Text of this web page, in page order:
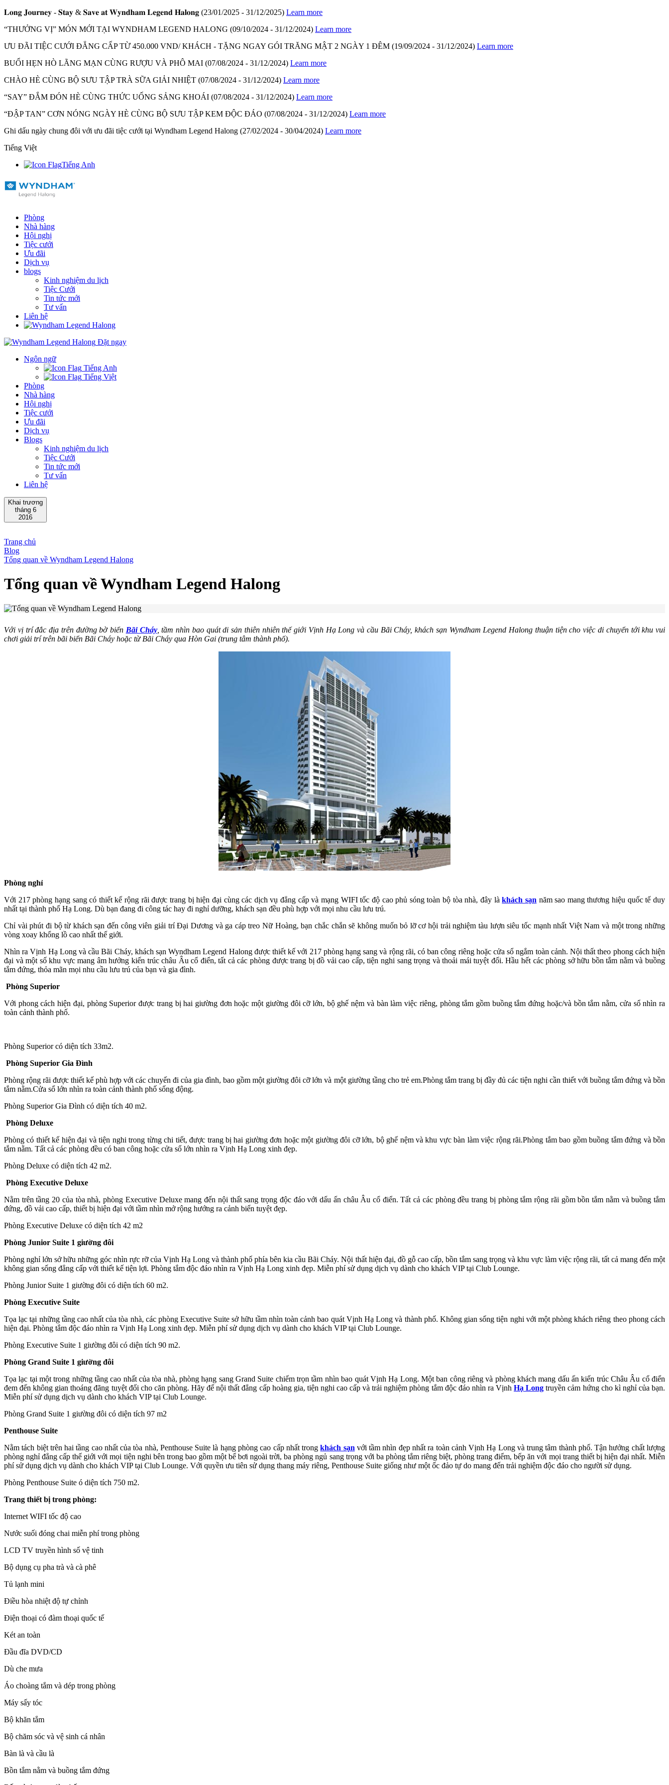
𝐋𝐨𝐧𝐠 𝐉𝐨𝐮𝐫𝐧𝐞𝐲 - 𝐒𝐭𝐚𝐲 & 𝐒𝐚𝐯𝐞 𝐚𝐭 𝐖𝐲𝐧𝐝𝐡𝐚𝐦 𝐋𝐞𝐠𝐞𝐧𝐝 𝐇𝐚𝐥𝐨𝐧𝐠 (23/01/2025 - 31/12/2025) Learn more
“THƯỞNG VỊ” MÓN MỚI TẠI WYNDHAM LEGEND HALONG (09/10/2024 - 31/12/2024) Learn more
ƯU ĐÃI TIỆC CƯỚI ĐẲNG CẤP TỪ 450.000 VND/ KHÁCH - TẶNG NGAY GÓI TRĂNG MẬT 2 NGÀY 1 ĐÊM (19/09/2024 - 31/12/2024) Learn more
BUỔI HẸN HÒ LÃNG MẠN CÙNG RƯỢU VÀ PHÔ MAI (07/08/2024 - 31/12/2024) Learn more
CHÀO HÈ CÙNG BỘ SƯU TẬP TRÀ SỮA GIẢI NHIỆT (07/08/2024 - 31/12/2024) Learn more
“SAY” ĐẮM ĐÓN HÈ CÙNG THỨC UỐNG SẢNG KHOÁI (07/08/2024 - 31/12/2024) Learn more
“ĐẬP TAN” CƠN NÓNG NGÀY HÈ CÙNG BỘ SƯU TẬP KEM ĐỘC ĐÁO (07/08/2024 - 31/12/2024) Learn more
Ghi dấu ngày chung đôi với ưu đãi tiệc cưới tại Wyndham Legend Halong (27/02/2024 - 30/04/2024) Learn more
Tiếng Việt
Tiếng Anh
Phòng
Nhà hàng
Hội nghị
Tiệc cưới
Ưu đãi
Dịch vụ
blogs
Kinh nghiệm du lịch
Tiệc Cưới
Tin tức mới
Tư vấn
Liên hệ
Đặt ngay
Ngôn ngữ
Tiếng Anh
Tiếng Việt
Phòng
Nhà hàng
Hội nghị
Tiệc cưới
Ưu đãi
Dịch vụ
Blogs
Kinh nghiệm du lịch
Tiệc Cưới
Tin tức mới
Tư vấn
Liên hệ
Khai trương
tháng 6
2016
Trang chủ
Blog
Tổng quan về Wyndham Legend Halong
Tổng quan về Wyndham Legend Halong
Với vị trí đắc địa trên đường bờ biển Bãi Cháy, tầm nhìn bao quát di sản thiên nhiên thế giới Vịnh Hạ Long và cầu Bãi Cháy, khách sạn Wyndham Legend Halong thuận tiện cho việc di chuyển tới khu vui
chơi giải trí trên bãi biển Bãi Cháy hoặc từ Bãi Cháy qua Hòn Gai (trung tâm thành phố).
Phòng nghỉ
Với 217 phòng hạng sang có thiết kế rộng rãi được trang bị hiện đại cùng các dịch vụ đẳng cấp và mạng WIFI tốc độ cao phủ sóng toàn bộ tòa nhà, đây làkhách sạn năm sao mang thương hiệu quốc tế duy
nhất tại thành phố Hạ Long. Dù bạn đang đi công tác hay đi nghỉ dưỡng, khách sạn đều phù hợp với mọi nhu cầu lưu trú.
Chỉ vài phút đi bộ từ khách sạn đến công viên giải trí Đại Dương và ga cáp treo Nữ Hoàng, bạn chắc chắn sẽ không muốn bỏ lỡ cơ hội trải nghiệm tàu lượn siêu tốc mạnh nhất Việt Nam và một trong những
vòng xoay khổng lồ cao nhất thế giới.
Nhìn ra Vịnh Hạ Long và cầu Bãi Cháy, khách sạn Wyndham Legend Halong được thiết kế với 217 phòng hạng sang và rộng rãi, có ban công riêng hoặc cửa sổ ngắm toàn cảnh. Nội thất theo phong cách hiện
đại và một số khu vực mang âm hưởng kiến trúc châu Âu cổ điển, tất cả các phòng được trang bị đồ vải cao cấp, tiện nghi sang trọng và thoải mái tuyệt đối. Hầu hết các phòng sở hữu bồn tắm nằm và buồng
tắm đứng, thỏa mãn mọi nhu cầu lưu trú của bạn và gia đình.
Phòng Superior
Với phong cách hiện đại, phòng Superior được trang bị hai giường đơn hoặc một giường đôi cỡ lớn, bộ ghế nệm và bàn làm việc riêng, phòng tắm gồm buồng tắm đứng hoặc/và bồn tắm nằm, cửa sổ nhìn ra
toàn cảnh thành phố.
Phòng Superior có diện tích 33m2.
Phòng Superior Gia Đình
Phòng rộng rãi được thiết kế phù hợp với các chuyến đi của gia đình, bao gồm một giường đôi cỡ lớn và một giường tầng cho trẻ em.Phòng tắm trang bị đầy đủ các tiện nghi cần thiết với buồng tắm đứng và bồn
tắm nằm.Cửa sổ lớn nhìn ra toàn cảnh thành phố sống động.
Phòng Superior Gia Đình có diện tích 40 m2.
Phòng Deluxe
Phòng có thiết kế hiện đại và tiện nghi trong từng chi tiết, được trang bị hai giường đơn hoặc một giường đôi cỡ lớn, bộ ghế nệm và khu vực bàn làm việc rộng rãi.Phòng tắm bao gồm buồng tắm đứng và bồn
tắm nằm. Tất cả các phòng đều có ban công hoặc cửa sổ lớn nhìn ra Vịnh Hạ Long xinh đẹp.
Phòng Deluxe có diện tích 42 m2.
Phòng Executive Deluxe
Nằm trên tầng 20 của tòa nhà, phòng Executive Deluxe mang đến nội thất sang trọng độc đáo với dấu ấn châu Âu cổ điển. Tất cả các phòng đều trang bị phòng tắm rộng rãi gồm bồn tắm nằm và buồng tắm
đứng, đồ vải cao cấp, thiết bị hiện đại với tầm nhìn mở rộng hướng ra cảnh biển tuyệt đẹp.
Phòng Executive Deluxe có diện tích 42 m2
Phòng Junior Suite 1 giường đôi
Phòng nghỉ lớn sở hữu những góc nhìn rực rỡ của Vịnh Hạ Long và thành phố phía bên kia cầu Bãi Cháy. Nội thất hiện đại, đồ gỗ cao cấp, bồn tắm sang trọng và khu vực làm việc rộng rãi, tất cả mang đến một
không gian sống đẳng cấp với thiết kế tiện lợi. Phòng tắm độc đáo nhìn ra Vịnh Hạ Long xinh đẹp. Miễn phí sử dụng dịch vụ dành cho khách VIP tại Club Lounge.
Phòng Junior Suite 1 giường đôi có diện tích 60 m2.
Phòng Executive Suite
Tọa lạc tại những tầng cao nhất của tòa nhà, các phòng Executive Suite sở hữu tầm nhìn toàn cảnh bao quát Vịnh Hạ Long và thành phố. Không gian sống tiện nghi với một phòng khách riêng theo phong cách
hiện đại. Phòng tắm độc đáo nhìn ra Vịnh Hạ Long xinh đẹp. Miễn phí sử dụng dịch vụ dành cho khách VIP tại Club Lounge.
Phòng Executive Suite 1 giường đôi có diện tích 90 m2.
Phòng Grand Suite 1 giường đôi
Tọa lạc tại một trong những tầng cao nhất của tòa nhà, phòng hạng sang Grand Suite chiếm trọn tầm nhìn bao quát Vịnh Hạ Long. Một ban công riêng và phòng khách mang dấu ấn kiến trúc Châu Âu cổ điển
đem đến không gian thoáng đãng tuyệt đối cho căn phòng. Hãy để nội thất đẳng cấp hoàng gia, tiện nghi cao cấp và trải nghiệm phòng tắm độc đáo nhìn ra VịnhHạ Long truyền cảm hứng cho kì nghỉ của bạn.
Miễn phí sử dụng dịch vụ dành cho khách VIP tại Club Lounge.
Phòng Grand Suite 1 giường đôi có diện tích 97 m2
Penthouse Suite
Nằm tách biệt trên hai tầng cao nhất của tòa nhà, Penthouse Suite là hạng phòng cao cấp nhất trongkhách sạn với tầm nhìn đẹp nhất ra toàn cảnh Vịnh Hạ Long và trung tâm thành phố. Tận hưởng chất lượng
phòng nghỉ đẳng cấp thế giới với mọi tiện nghi bên trong bao gồm một bể bơi ngoài trời, ba phòng ngủ sang trọng với ba phòng tắm riêng biệt, phòng trang điểm, bếp ăn với mọi trang thiết bị hiện đại nhất. Miễn
phí sử dụng dịch vụ dành cho khách VIP tại Club Lounge. Với quyền ưu tiên sử dụng thang máy riêng, Penthouse Suite giống như một ốc đảo tự do mang đến trải nghiệm độc đáo cho người sử dụng.
Phòng Penthouse Suite ó diện tích 750 m2.
Trang thiết bị trong phòng:
Internet WIFI tốc độ cao
Nước suối đóng chai miễn phí trong phòng
LCD TV truyền hình số vệ tinh
Bộ dụng cụ pha trà và cà phê
Tủ lạnh mini
Điều hòa nhiệt độ tự chỉnh
Điện thoại có đàm thoại quốc tế
Két an toàn
Đầu đĩa DVD/CD
Dù che mưa
Áo choàng tắm và dép trong phòng
Máy sấy tóc
Bộ khăn tắm
Bộ chăm sóc và vệ sinh cá nhân
Bàn là và cầu là
Bồn tắm nằm và buồng tắm đứng